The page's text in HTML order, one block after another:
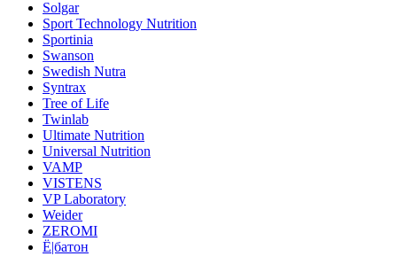
Solgar
Sport Technology Nutrition
Sportinia
Swanson
Swedish Nutra
Syntrax
Tree of Life
Twinlab
Ultimate Nutrition
Universal Nutrition
VAMP
VISTENS
VP Laboratory
Weider
ZEROMI
Ё|батон